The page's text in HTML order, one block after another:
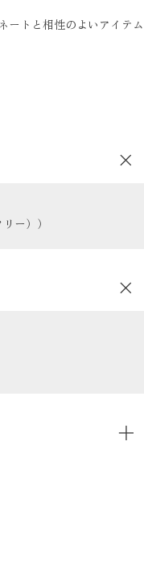
ートと相性のよいアイテム
ー））